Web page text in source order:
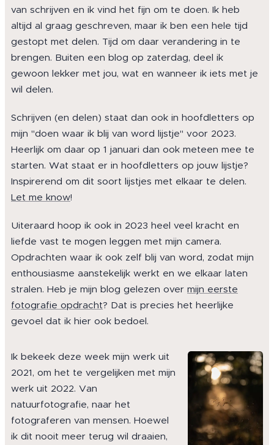
van schrijven en ik vind het fijn om te doen. Ik heb
altijd al graag geschreven, maar ik ben een hele tijd
gestopt met delen. Tijd om daar verandering in te
brengen. Buiten een blog op zaterdag, deel ik
gewoon lekker met jou, wat en wanneer ik iets met je
wil delen.
Schrijven (en delen) staat dan ook in hoofdletters op
mijn "doen waar ik blij van word lijstje" voor 2023.
Heerlijk om daar op 1 januari dan ook meteen mee te
starten. Wat staat er in hoofdletters op jouw lijstje?
Inspirerend om dit soort lijstjes met elkaar te delen.
Let me know!
Uiteraard hoop ik ook in 2023 heel veel kracht en
liefde vast te mogen leggen met mijn camera.
Opdrachten waar ik ook zelf blij van word, zodat mijn
enthousiasme aanstekelijk werkt en we elkaar laten
stralen. Heb je mijn blog gelezen over mijn eerste
fotografie opdracht? Dat is precies het heerlijke
gevoel dat ik hier ook bedoel.
Ik bekeek deze week mijn werk uit
2021, om het te vergelijken met mijn
werk uit 2022. Van
natuurfotografie, naar het
fotograferen van mensen. Hoewel
ik dit nooit meer terug wil draaien,